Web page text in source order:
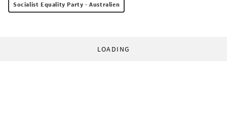
Socialist Equality Party - Australien
LOADING